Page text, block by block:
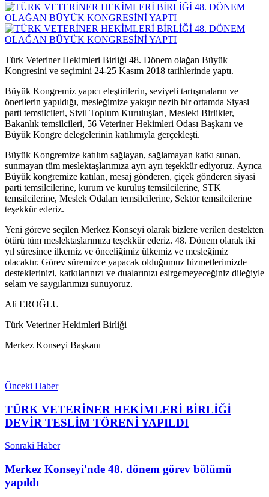
Türk Veteriner Hekimleri Birliği 48. Dönem olağan Büyük
Kongresini ve seçimini 24-25 Kasım 2018 tarihlerinde yaptı.
Büyük Kongremiz yapıcı eleştirilerin, seviyeli tartışmaların ve
önerilerin yapıldığı, mesleğimize yakışır nezih bir ortamda Siyasi
parti temsilcileri, Sivil Toplum Kuruluşları, Mesleki Birlikler,
Bakanlık temsilcileri, 56 Veteriner Hekimleri Odası Başkanı ve
Büyük Kongre delegelerinin katılımıyla gerçekleşti.
Büyük Kongremize katılım sağlayan, sağlamayan katkı sunan,
sunmayan tüm meslektaşlarımıza ayrı ayrı teşekkür ediyoruz. Ayrıca
Büyük kongremize katılan, mesaj gönderen, çiçek gönderen siyasi
parti temsilcilerine, kurum ve kuruluş temsilcilerine, STK
temsilcilerine, Meslek Odaları temsilcilerine, Sektör temsilcilerine
teşekkür ederiz.
Yeni göreve seçilen Merkez Konseyi olarak bizlere verilen destekten
ötürü tüm meslektaşlarımıza teşekkür ederiz. 48. Dönem olarak iki
yıl süresince ilkemiz ve önceliğimiz ülkemiz ve mesleğimiz
olacaktır. Görev süremizce yapacak olduğumuz hizmetlerimizde
desteklerinizi, katkılarınızı ve dualarınızı esirgemeyeceğiniz dileğiyle
selam ve saygılarımızı sunuyoruz.
Ali EROĞLU
Türk Veteriner Hekimleri Birliği
Merkez Konseyi Başkanı
Önceki Haber
TÜRK VETERİNER HEKİMLERİ BİRLİĞİ
DEVİR TESLİM TÖRENİ YAPILDI
Sonraki Haber
Merkez Konseyi'nde 48. dönem görev bölümü
yapıldı